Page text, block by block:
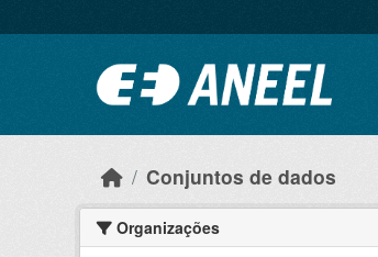
Conjuntos de dados
Organizações